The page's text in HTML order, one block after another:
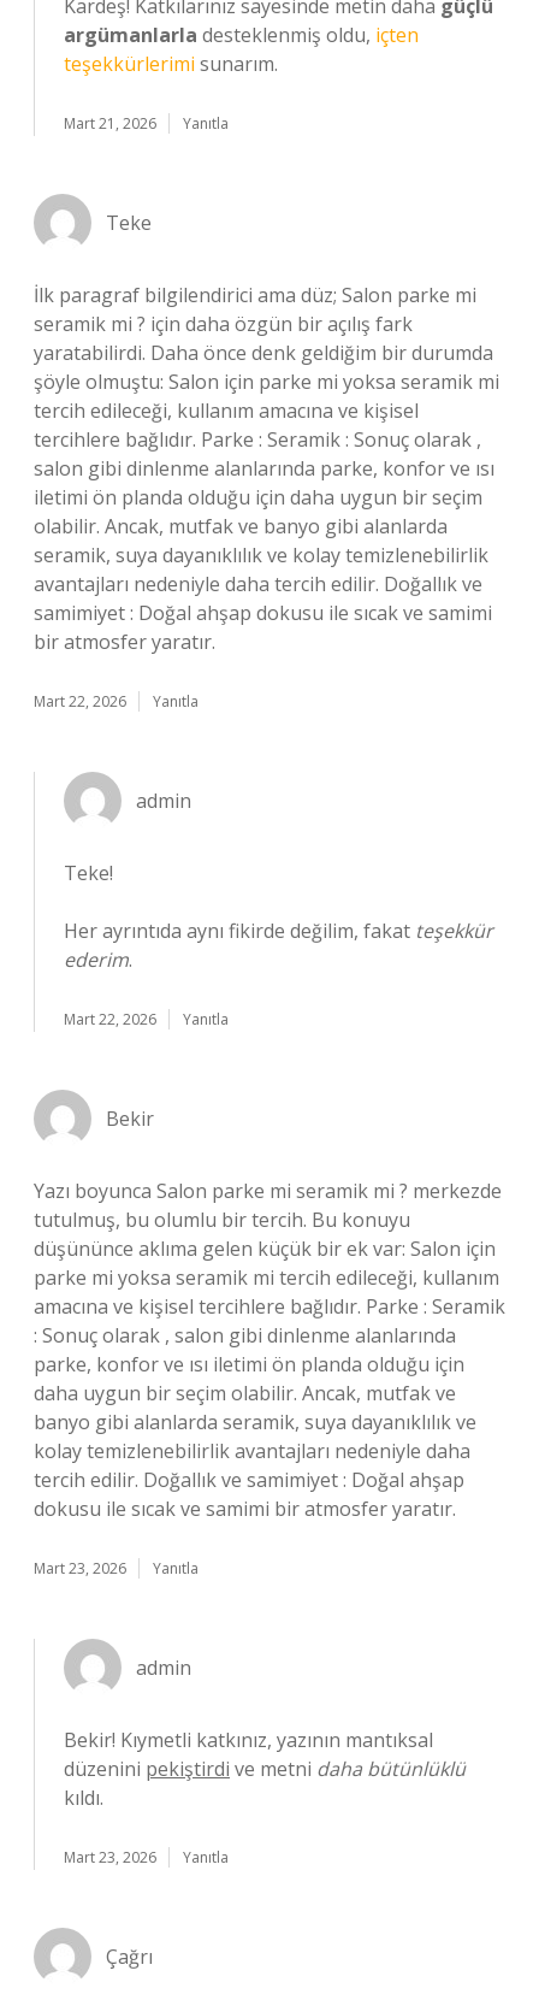
Kardeş! Katkılarınız sayesinde metin daha güçlü
argümanlarla desteklenmiş oldu, içten
teşekkürlerimi sunarım.
Mart 21, 2026 Yanıtla
Teke
İlk paragraf bilgilendirici ama düz; Salon parke mi
seramik mi ? için daha özgün bir açılış fark
yaratabilirdi. Daha önce denk geldiğim bir durumda
şöyle olmuştu: Salon için parke mi yoksa seramik mi
tercih edileceği, kullanım amacına ve kişisel
tercihlere bağlıdır. Parke : Seramik : Sonuç olarak ,
salon gibi dinlenme alanlarında parke, konfor ve ısı
iletimi ön planda olduğu için daha uygun bir seçim
olabilir. Ancak, mutfak ve banyo gibi alanlarda
seramik, suya dayanıklılık ve kolay temizlenebilirlik
avantajları nedeniyle daha tercih edilir. Doğallık ve
samimiyet : Doğal ahşap dokusu ile sıcak ve samimi
bir atmosfer yaratır.
Mart 22, 2026 Yanıtla
admin
Teke!
Her ayrıntıda aynı fikirde değilim, fakat teşekkür
ederim.
Mart 22, 2026 Yanıtla
Bekir
Yazı boyunca Salon parke mi seramik mi ? merkezde
tutulmuş, bu olumlu bir tercih. Bu konuyu
düşününce aklıma gelen küçük bir ek var: Salon için
parke mi yoksa seramik mi tercih edileceği, kullanım
amacına ve kişisel tercihlere bağlıdır. Parke : Seramik
: Sonuç olarak , salon gibi dinlenme alanlarında
parke, konfor ve ısı iletimi ön planda olduğu için
daha uygun bir seçim olabilir. Ancak, mutfak ve
banyo gibi alanlarda seramik, suya dayanıklılık ve
kolay temizlenebilirlik avantajları nedeniyle daha
tercih edilir. Doğallık ve samimiyet : Doğal ahşap
dokusu ile sıcak ve samimi bir atmosfer yaratır.
Mart 23, 2026 Yanıtla
admin
Bekir! Kıymetli katkınız, yazının mantıksal
düzenini pekiştirdi ve metni daha bütünlüklü
kıldı.
Mart 23, 2026 Yanıtla
Çağrı